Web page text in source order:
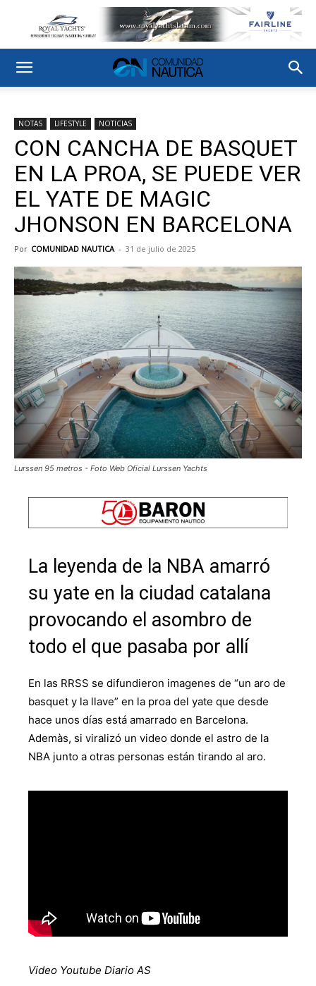
NOTAS LIFESTYLE NOTICIAS
CON CANCHA DE BASQUET
EN LA PROA, SE PUEDE VER
EL YATE DE MAGIC
JHONSON EN BARCELONA
Por COMUNIDAD NAUTICA - 31 de julio de 2025
Lurssen 95 metros - Foto Web Oficial Lurssen Yachts
La leyenda de la NBA amarró
su yate en la ciudad catalana
provocando el asombro de
todo el que pasaba por allí
En las RRSS se difundieron imagenes de “un aro de
basquet y la llave” en la proa del yate que desde
hace unos días está amarrado en Barcelona.
Ademàs, si viralizó un video donde el astro de la
NBA junto a otras personas están tirando al aro.
Video Youtube Diario AS